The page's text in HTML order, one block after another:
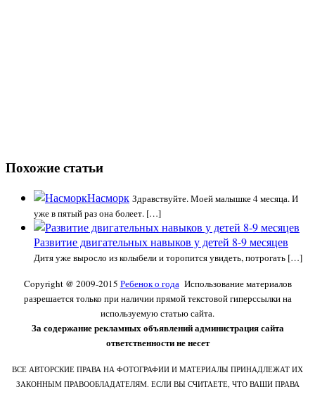
Похожие статьи
Насморк Здравствуйте. Моей малышке 4 месяца. И
уже в пятый раз она болеет. […]
Развитие двигательных навыков у детей 8-9 месяцев
Дитя уже выросло из колыбели и торопится увидеть, потрогать […]
Copyright @ 2009-2015 Ребенок о годаИспользование материалов
разрешается только при наличии прямой текстовой гиперссылки на
используемую статью сайта.
За содержание рекламных объявлений администрация сайта
ответственности не несет
ВСЕ АВТОРСКИЕ ПРАВА НА ФОТОГРАФИИ И МАТЕРИАЛЫ ПРИНАДЛЕЖАТ ИХ
ЗАКОННЫМ ПРАВООБЛАДАТЕЛЯМ. ЕСЛИ ВЫ СЧИТАЕТЕ, ЧТО ВАШИ ПРАВА